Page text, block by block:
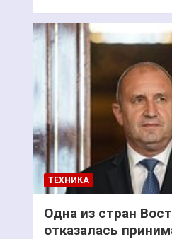
ТЕХНИКА
Одна из стран
отказалась